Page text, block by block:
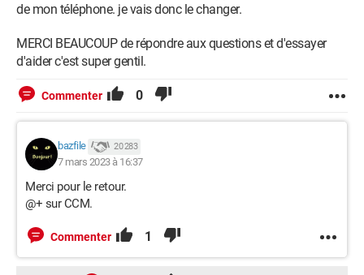
de mon téléphone. je vais donc le changer.
MERCI BEAUCOUP de répondre aux questions et d'essayer
d'aider c'est super gentil.
Commenter 0
bazfile 20 283
7 mars 2023 à 16:37
Merci pour le retour.
@+ sur CCM.
Commenter 1